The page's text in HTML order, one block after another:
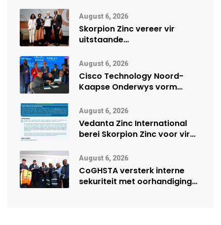
August 6, 2026
Skorpion Zinc vereer vir
uitstaande
Namibië Mynbou Ekspo
August 6, 2026
Cisco Technology Noord-
Kaapse Onderwys vorm
vennootskap
August 6, 2026
Vedanta Zinc International
berei Skorpion Zinc voor vir
August 6, 2026
CoGHSTA versterk interne
sekuriteit met oorhandiging